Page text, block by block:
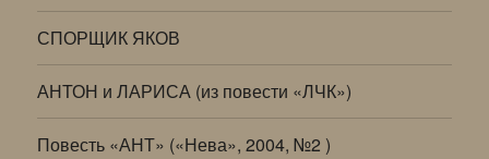
СПОРЩИК ЯКОВ
АНТОН и ЛАРИСА (из повести «ЛЧК»)
Повесть «АНТ» («Нева», 2004, №2 )